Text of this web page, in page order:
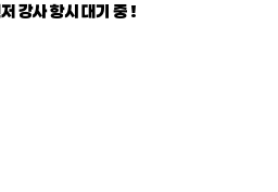
강사 항시 대기 중 !